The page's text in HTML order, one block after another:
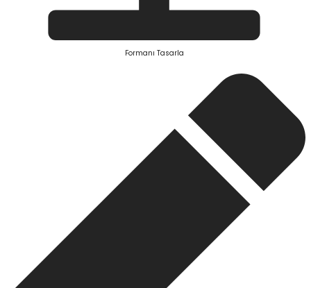
Formanı Tasarla